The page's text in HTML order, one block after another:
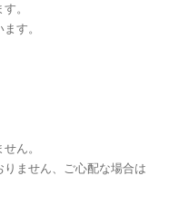
。
す。
ん。
ません、ご心配な場合は